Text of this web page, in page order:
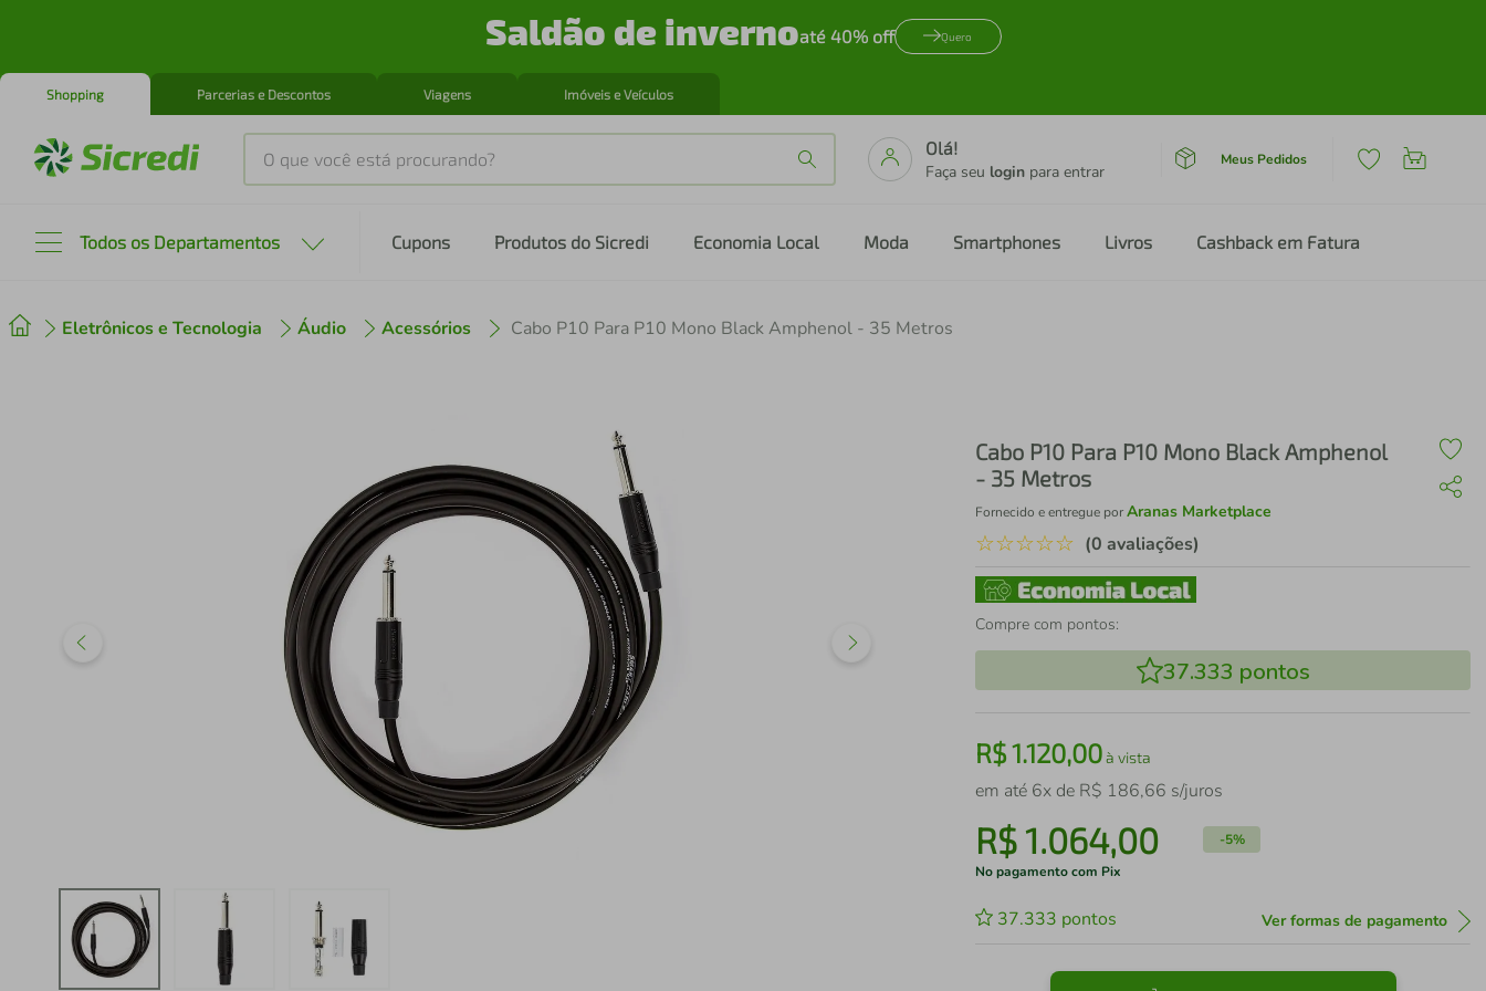
Saldão de invernoaté 40% off Quero
Shopping Parcerias e Descontos Viagens Imóveis e Veículos
O que você está procurando?
Olá!
Faça seu login para entrar
Meus Pedidos
Todos os Departamentos Cupons Produtos do Sicredi Economia Local Moda Smartphones Livros Cashback em Fatura
Eletrônicos e Tecnologia Áudio Acessórios Cabo P10 Para P10 Mono Black Amphenol - 35 Metros
Cabo P10 Para P10 Mono Black Amphenol
- 35 Metros
Fornecido e entregue porAranas Marketplace
☆☆☆☆☆ (0 avaliações)
Compre com pontos:
37.333 pontos
R$1.120,00à vista
em até 6x de R$ 186,66 s/juros
R$1.064,00 -5%
No pagamento com Pix
37.333 pontos Ver formas de pagamento
2º cafeteira